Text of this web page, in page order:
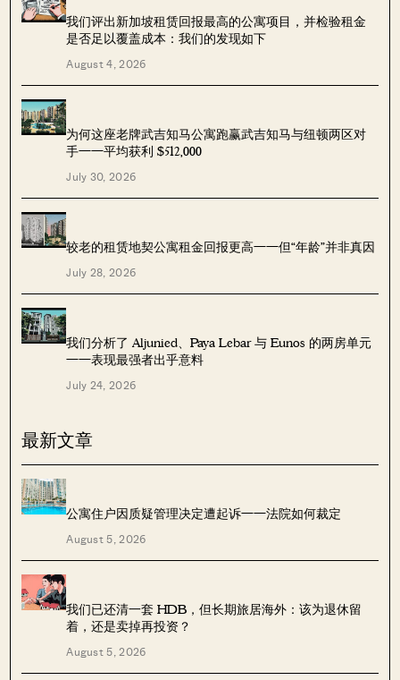
我们评出新加坡租赁回报最高的公寓项目，并检验租金
是否足以覆盖成本：我们的发现如下
August 4, 2026
为何这座老牌武吉知马公寓跑赢武吉知马与纽顿两区对
手——平均获利 $512,000
July 30, 2026
较老的租赁地契公寓租金回报更高——但“年龄”并非真因
July 28, 2026
我们分析了 Aljunied、Paya Lebar 与 Eunos 的两房单元
——表现最强者出乎意料
July 24, 2026
最新文章
公寓住户因质疑管理决定遭起诉——法院如何裁定
August 5, 2026
我们已还清一套 HDB，但长期旅居海外：该为退休留
着，还是卖掉再投资？
August 5, 2026